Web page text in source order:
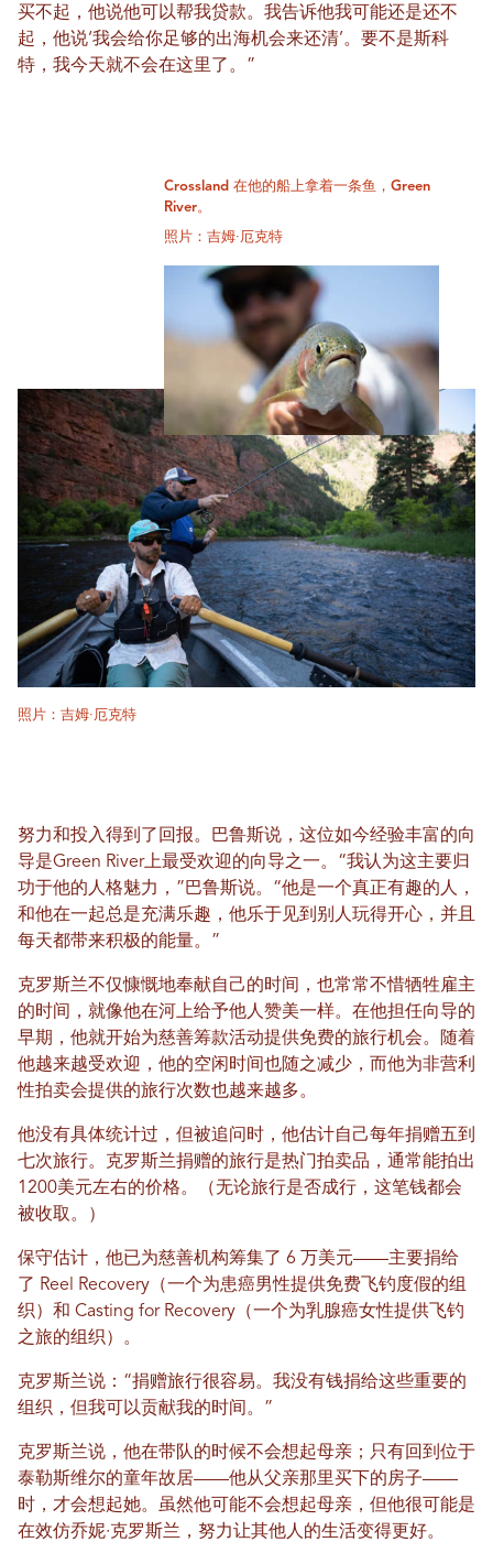
买不起，他说他可以帮我贷款。我告诉他我可能还是还不
起，他说‘我会给你足够的出海机会来还清’。要不是斯科
特，我今天就不会在这里了。”
Crossland 在他的船上拿着一条鱼，Green
River。
照片：吉姆·厄克特
照片：吉姆·厄克特
努力和投入得到了回报。巴鲁斯说，这位如今经验丰富的向
导是Green River上最受欢迎的向导之一。“我认为这主要归
功于他的人格魅力，”巴鲁斯说。“他是一个真正有趣的人，
和他在一起总是充满乐趣，他乐于见到别人玩得开心，并且
每天都带来积极的能量。”
克罗斯兰不仅慷慨地奉献自己的时间，也常常不惜牺牲雇主
的时间，就像他在河上给予他人赞美一样。在他担任向导的
早期，他就开始为慈善筹款活动提供免费的旅行机会。随着
他越来越受欢迎，他的空闲时间也随之减少，而他为非营利
性拍卖会提供的旅行次数也越来越多。
他没有具体统计过，但被追问时，他估计自己每年捐赠五到
七次旅行。克罗斯兰捐赠的旅行是热门拍卖品，通常能拍出
1200美元左右的价格。（无论旅行是否成行，这笔钱都会
被收取。）
保守估计，他已为慈善机构筹集了 6 万美元——主要捐给
了 Reel Recovery（一个为患癌男性提供免费飞钓度假的组
织）和 Casting for Recovery（一个为乳腺癌女性提供飞钓
之旅的组织）。
克罗斯兰说：“捐赠旅行很容易。我没有钱捐给这些重要的
组织，但我可以贡献我的时间。”
克罗斯兰说，他在带队的时候不会想起母亲；只有回到位于
泰勒斯维尔的童年故居——他从父亲那里买下的房子——
时，才会想起她。虽然他可能不会想起母亲，但他很可能是
在效仿乔妮·克罗斯兰，努力让其他人的生活变得更好。